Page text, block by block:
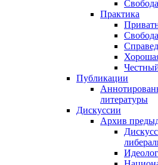
Практика
Публикации
литературы
Дискуссии
Архив